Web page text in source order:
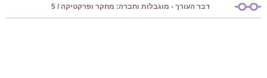
דבר העורך - מוגבלות וחברה: מחקר ופרקטיקה / 5